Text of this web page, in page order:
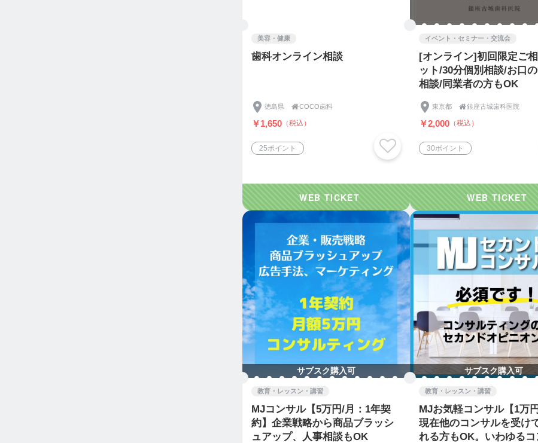
美容・健康
歯科オンライン相談
徳島県 COCO歯科
￥1,650 （税込）
25ポイント
イベント・セミナー・交流会
[オンライン]初回限定ご
ット/30分個別相談/お口
相談/同業者の方もOK
東京都 銀座古城歯科医院
￥2,000 （税込）
30ポイント
サブスク購入可
教育・レッスン・講習
MJコンサル【5万円/月：1年契
約】企業戦略から商品ブラッシ
ュアップ、人事相談もOK
サブスク購入可
教育・レッスン・講習
MJお気軽コンサル【1万円
現在他のコンサルを受け
れる方もOK。いわゆるコ